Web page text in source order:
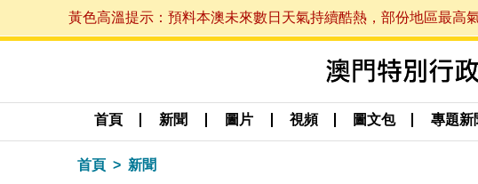
黃色高溫提示：預料本澳未來數日天氣持續酷熱，部份地區最
首頁 新聞 圖片 視頻 圖文包 專題新
首頁 新聞